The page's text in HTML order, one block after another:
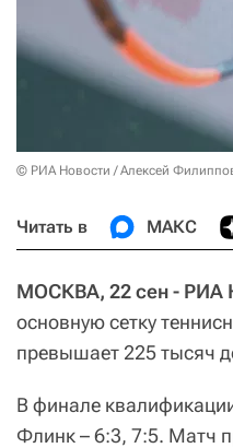
© РИА Новости / Алексей
Читать в МАКС
МОСКВА, 22 сен - РИА
основную сетку
превышает 225 тысяч
В финале
Флинк – 6:3, 7:5. Матч